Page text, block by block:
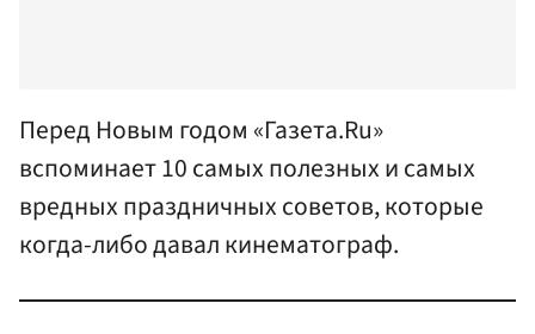
Перед Новым годом «Газета.Ru»
вспоминает 10 самых полезных и самых
вредных праздничных советов, которые
когда-либо давал кинематограф.